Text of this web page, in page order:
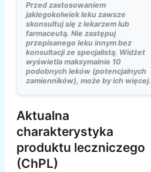
Przed zastosowaniem
jakiegokolwiek leku zawsze
skonsultuj się z lekarzem lub
farmaceutą. Nie zastępuj
przepisanego leku innym bez
konsultacji ze specjalistą. Widżet
wyświetla maksymalnie 10
podobnych leków (potencjalnych
zamienników), może by ich więcej.
Aktualna
charakterystyka
produktu leczniczego
(ChPL)